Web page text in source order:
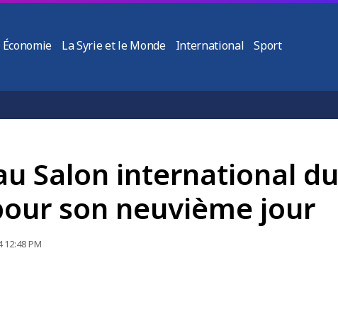
Économie La Syrie et le Monde International Sport
Salon international du
son neuvième jour
PM